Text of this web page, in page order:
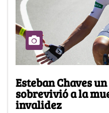
Esteban Chaves
sobrevivió a la
invalidez